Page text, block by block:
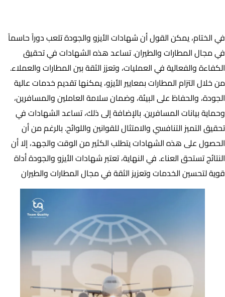
في الختام، يمكن القول أن شهادات الأيزو والجودة تلعب دوراً حاسماً
في مجال المطارات والطيران. تساعد هذه الشهادات في تحقيق
الكفاءة والفعالية في العمليات، وتعزز الثقة بين المطارات والعملاء.
من خلال التزام المطارات بمعايير الأيزو، يمكنها تقديم خدمات عالية
الجودة، والحفاظ على البيئة، وضمان سلامة العاملين والمسافرين،
وحماية بيانات المسافرين. بالإضافة إلى ذلك، تساعد الشهادات في
تحقيق التميز التنافسي والامتثال للقوانين واللوائح. بالرغم من أن
الحصول على هذه الشهادات يتطلب الكثير من الوقت والجهد، إلا أن
النتائج تستحق العناء. في النهاية، تعتبر شهادات الأيزو والجودة أداة
قوية لتحسين الخدمات وتعزيز الثقة في مجال المطارات والطيران